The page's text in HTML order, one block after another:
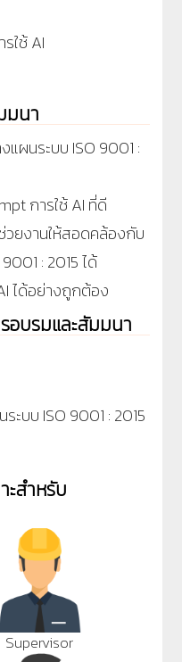
ใช้ AI
มนา
แผนระบบ ISO 9001 :
การใช้ AI ที่ดี
วยงานให้สอดคล้องกับ
: 2015ได้
ได้อย่างถูกต้อง
บรมและสัมมนา
ระบบ ISO 9001 : 2015
ะสำหรับ
Supervisor